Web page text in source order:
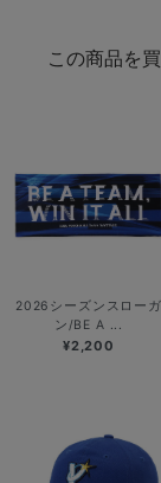
この商品を
2026シーズンスローガ
ン/BE A ...
¥2,200